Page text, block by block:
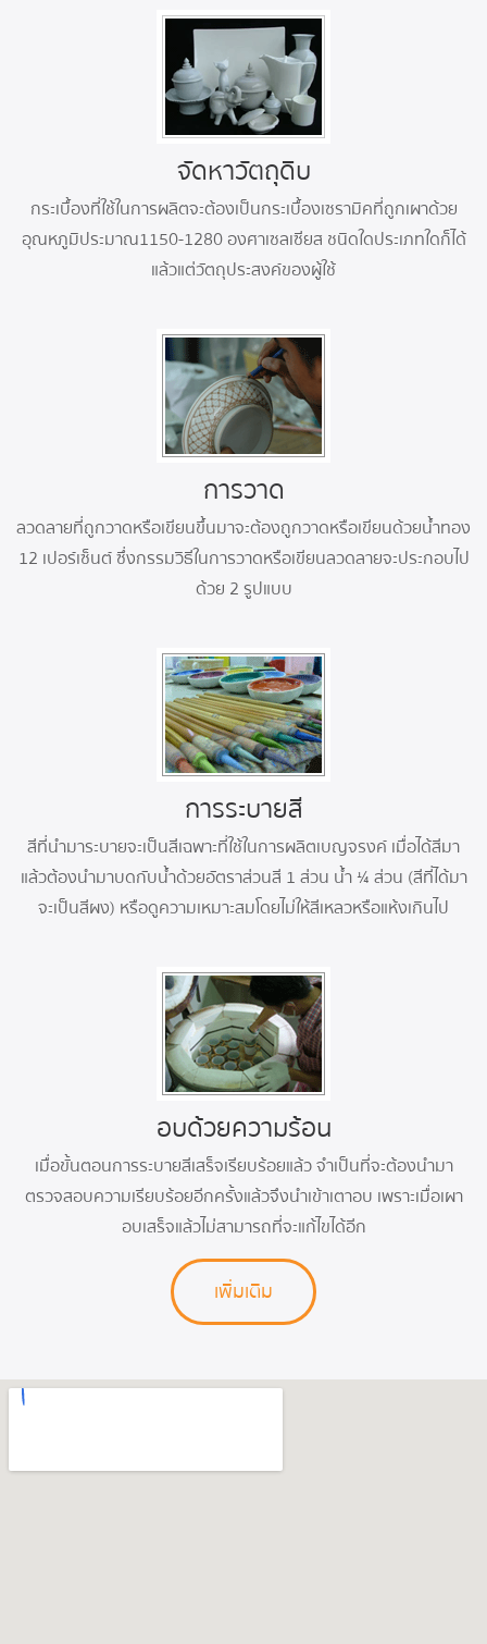
จัดหาวัตถุดิบ
กระเบื้องที่ใช้ในการผลิตจะต้องเป็นกระเบื้องเซรามิคที่ถูกเผาด้วย
อุณหภูมิประมาณ1150-1280 องศาเซลเซียส ชนิดใดประเภทใดก็ได้
แล้วแต่วัตถุประสงค์ของผู้ใช้
การวาด
ลวดลายที่ถูกวาดหรือเขียนขึ้นมาจะต้องถูกวาดหรือเขียนด้วยน้ำทอง
12 เปอร์เซ็นต์ ซึ่งกรรมวิธีในการวาดหรือเขียนลวดลายจะประกอบไป
ด้วย 2 รูปแบบ
การระบายสี
สีที่นำมาระบายจะเป็นสีเฉพาะที่ใช้ในการผลิตเบญจรงค์ เมื่อได้สีมา
แล้วต้องนำมาบดกับน้ำด้วยอัตราส่วนสี 1 ส่วน น้ำ ¼ ส่วน (สีที่ได้มา
จะเป็นสีผง) หรือดูความเหมาะสมโดยไม่ให้สีเหลวหรือแห้งเกินไป
อบด้วยความร้อน
เมื่อขั้นตอนการระบายสีเสร็จเรียบร้อยแล้ว จำเป็นที่จะต้องนำมา
ตรวจสอบความเรียบร้อยอีกครั้งแล้วจึงนำเข้าเตาอบ เพราะเมื่อเผา
อบเสร็จแล้วไม่สามารถที่จะแก้ไขได้อีก
เพิ่มเติม